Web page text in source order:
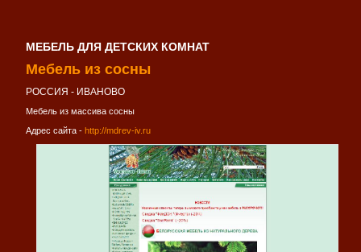
МЕБЕЛЬ ДЛЯ ДЕТСКИХ КОМНАТ
Мебель из сосны
РОССИЯ - ИВАНОВО
Мебель из массива сосны
Адрес сайта - http://mdrev-iv.ru